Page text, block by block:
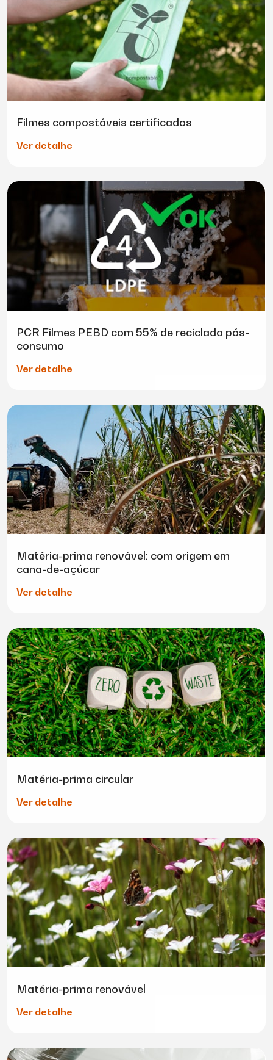
Filmes compostáveis certificados
Ver detalhe
PCR Filmes PEBD com 55% de reciclado pós-
consumo
Ver detalhe
Matéria-prima renovável: com origem em
cana-de-açúcar
Ver detalhe
Matéria-prima circular
Ver detalhe
Matéria-prima renovável
Ver detalhe